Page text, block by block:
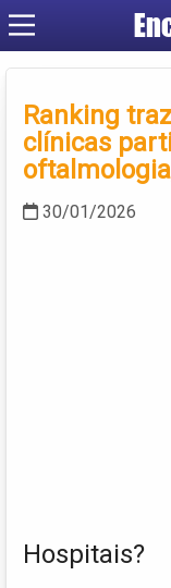
Ranking
clínicas
30/01/2026
Hospitais?